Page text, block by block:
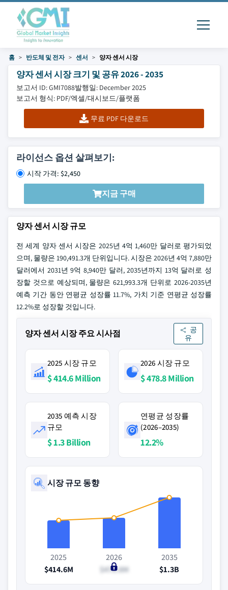
홈 반도체 및 전자 센서 양자 센서 시장
양자 센서 시장 크기 및 공유 2026 - 2035
보고서 ID: GMI7088발행일: December 2025
보고서 형식: PDF/엑셀/대시보드/플랫폼
무료 PDF 다운로드
라이선스 옵션 살펴보기:
시작 가격: $2,450
지금 구매
양자 센서 시장 규모
전 세계 양자 센서 시장은 2025년 4억 1,460만 달러로 평가되었
으며, 물량은 190,491.3개 단위입니다. 시장은 2026년 4억 7,880만
달러에서 2031년 9억 8,940만 달러, 2035년까지 13억 달러로 성
장할 것으로 예상되며, 물량은 621,993.3개 단위로 2026-2035년
예측 기간 동안 연평균 성장률 11.7%, 가치 기준 연평균 성장률
12.2%로 성장할 것입니다.
양자 센서 시장 주요 시사점
공
유
2025 시장 규모
$ 414.6 Million
2026 시장 규모
$ 478.8 Million
2035 예측 시장
규모
$ 1.3 Billion
연평균 성장률
(2026–2035)
12.2%
시장 규모 동향
2025
$414.6M
2026
$478.8M
2035
$1.3B